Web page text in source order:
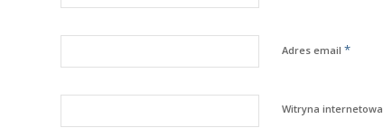
Adres email *
Witryna internetowa